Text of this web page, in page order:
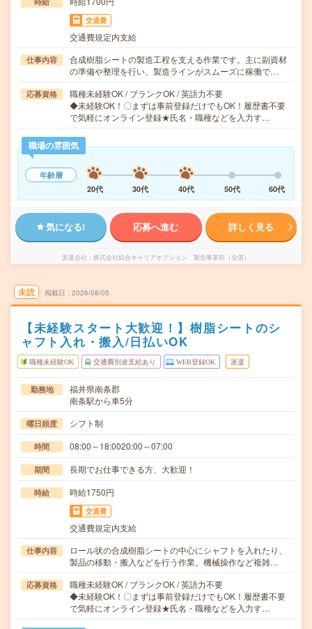
交通費
交通費規定内支給
仕事内容
合成樹脂シートの製造工程を支える作業です。主に副資材
の準備や整理を行い、製造ラインがスムーズに稼働で…
応募資格
職種未経験OK / ブランクOK / 英語力不要
◆未経験OK！〇まずは事前登録だけでもOK！履歴書不要
で気軽にオンライン登録★氏名・職種などを入力す…
職場の雰囲気
年齢層
20代
30代 40代 50代 60代
気になる! 応募へ進む 詳しく見る
派遣会社 株式会社綜合キャリアオプション 製造事業部（全国）
未読 掲載日 2026/08/05
【未経験スタート大歓迎！】樹脂シートのシ
ャフト入れ・搬入/日払いOK
職種未経験OK 交通費別途支給あり WEB登録OK 派遣
勤務地
福井県南条郡
南条駅から車5分
曜日頻度 シフト制
時間 08:00～18:0020:00～07:00
期間 長期でお仕事できる方、大歓迎！
時給 時給1750円
交通費
交通費規定内支給
仕事内容
ロール状の合成樹脂シートの中心にシャフトを入れたり、
製品の移動・搬入などを行う作業。機械操作など複雑…
応募資格
職種未経験OK / ブランクOK / 英語力不要
◆未経験OK！〇まずは事前登録だけでもOK！履歴書不要
で気軽にオンライン登録★氏名・職種などを入力す…